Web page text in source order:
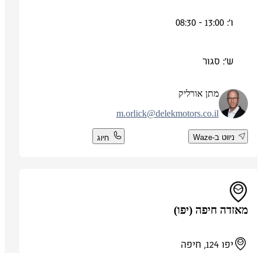
ש': סגור
מתן אורליק
m.orlick@delekmotors.co.il
ניווט ב-Waze חיוג
מאזדה חיפה (יפו)
יפו 124, חיפה